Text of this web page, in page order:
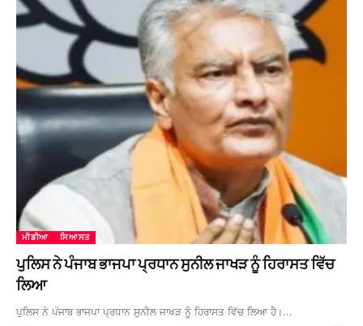
ਮੀਡੀਆ ਸਿਆਸਤ
ਪੁਲਿਸ ਨੇ ਪੰਜਾਬ ਭਾਜਪਾ ਪ੍ਰਧਾਨ ਸੁਨੀਲ ਜਾਖੜ ਨੂੰ ਹਿਰਾਸਤ ਵਿੱਚ
ਲਿਆ
ਪੁਲਿਸ ਨੇ ਪੰਜਾਬ ਭਾਜਪਾ ਪ੍ਰਧਾਨ ਸੁਨੀਲ ਜਾਖੜ ਨੂੰ ਹਿਰਾਸਤ ਵਿੱਚ ਲਿਆ ਹੈ।…